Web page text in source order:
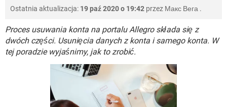
SPOTIFY NETFLIX
INSTAGRAM FACEBOOK
WINDOWS 10
IOS NETFLIX
INSTAGRAM FACEBOOK
FORUM
COVID-19 TIKTOK
GRY WHATSAPP
FACEBOOK
ARTYKUŁY
COVID-19 TIKTOK
NETFLIX
FACEBOOK
Ostatnia aktualizacja: 19 paź 2020 o 19:42 przez Макс Вега .
Proces usuwania konta na portalu Allegro składa się z
dwóch części. Usunięcia danych z konta i samego konta. W
tej poradzie wyjaśnimy, jak to zrobić.